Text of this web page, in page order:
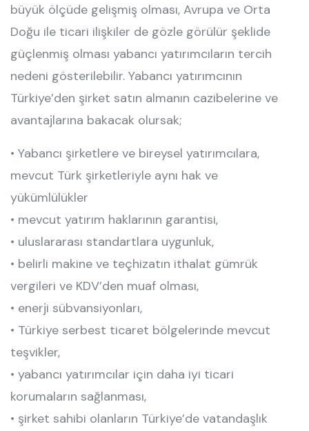
büyük ölçüde gelişmiş olması, Avrupa ve Orta
Doğu ile ticari ilişkiler de gözle görülür şeklide
güçlenmiş olması yabancı yatırımcıların tercih
nedeni gösterilebilir. Yabancı yatırımcının
Türkiye’den şirket satın almanın cazibelerine ve
avantajlarına bakacak olursak;
• Yabancı şirketlere ve bireysel yatırımcılara,
mevcut Türk şirketleriyle aynı hak ve
yükümlülükler
• mevcut yatırım haklarının garantisi,
• uluslararası standartlara uygunluk,
• belirli makine ve teçhizatın ithalat gümrük
vergileri ve KDV’den muaf olması,
• enerji sübvansiyonları,
• Türkiye serbest ticaret bölgelerinde mevcut
teşvikler,
• yabancı yatırımcılar için daha iyi ticari
korumaların sağlanması,
• şirket sahibi olanların Türkiye’de vatandaşlık